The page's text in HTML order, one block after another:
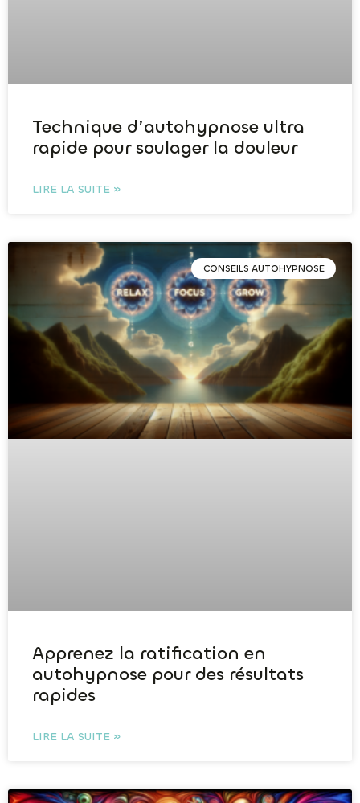
Technique d’autohypnose ultra
rapide pour soulager la douleur
LIRE LA SUITE »
CONSEILS AUTOHYPNOSE
Apprenez la ratification en
autohypnose pour des résultats
rapides
LIRE LA SUITE »